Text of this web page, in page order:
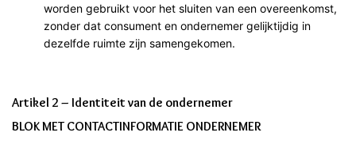
worden gebruikt voor het sluiten van een overeenkomst,
zonder dat consument en ondernemer gelijktijdig in
dezelfde ruimte zijn samengekomen.
Artikel 2 – Identiteit van de ondernemer
BLOK MET CONTACTINFORMATIE ONDERNEMER